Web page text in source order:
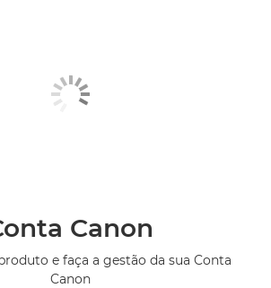
Canon
e faça a gestão da sua Conta
Canon